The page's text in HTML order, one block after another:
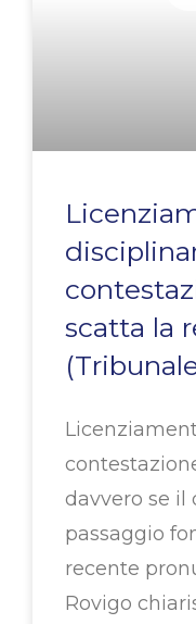
scatta la
davvero se il
passaggio
recente
Rovigo